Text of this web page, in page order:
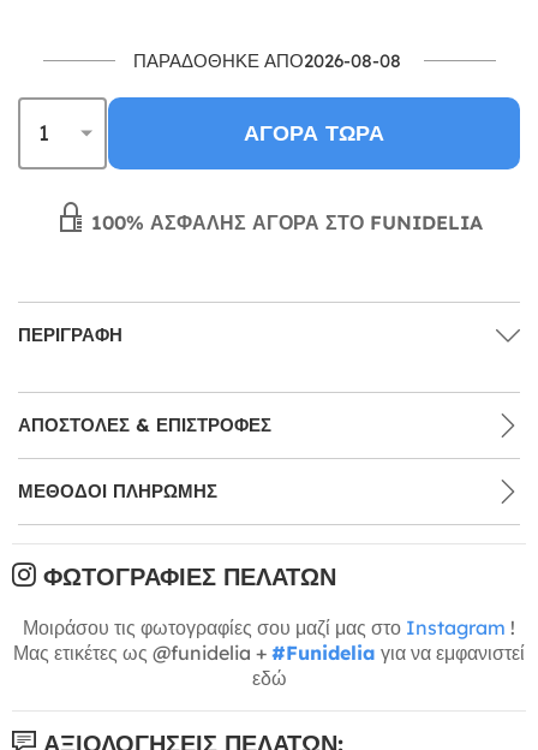
ΠΑΡΑΔΌΘΗΚΕ ΑΠΌ2026-08-08
ΑΓΟΡΆ ΤΏΡΑ
100% ΑΣΦΑΛΉΣ ΑΓΟΡΆ ΣΤΟ FUNIDELIA
ΠΕΡΙΓΡΑΦΉ
ΑΠΟΣΤΟΛΈΣ & ΕΠΙΣΤΡΟΦΈΣ
ΜΕΘΌΔΟΙ ΠΛΗΡΩΜΉΣ
ΦΩΤΟΓΡΑΦΊΕΣ ΠΕΛΑΤΏΝ
Μοιράσου τις φωτογραφίες σου μαζί μας στο Instagram !
Μας ετικέτες ως @funidelia + #Funidelia για να εμφανιστεί
εδώ
ΑΞΙΟΛΟΓΉΣΕΙΣ ΠΕΛΑΤΏΝ: